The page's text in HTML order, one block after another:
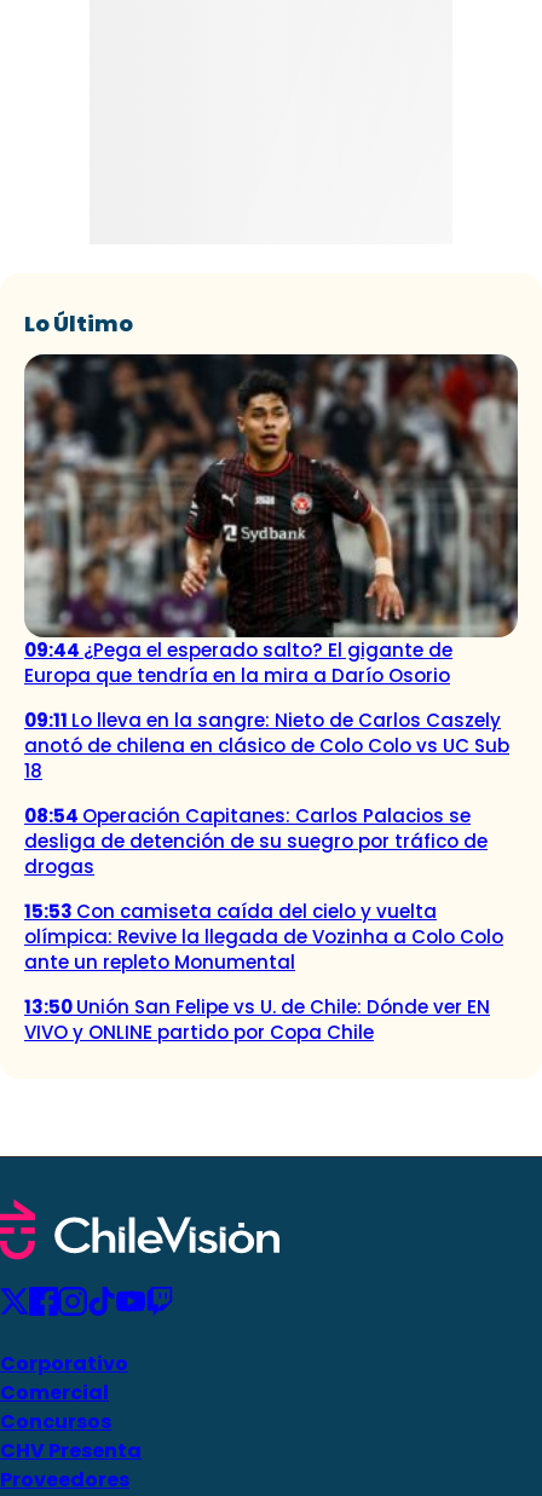
Lo Último
09:44 ¿Pega el esperado salto? El gigante de
Europa que tendría en la mira a Darío Osorio
09:11 Lo lleva en la sangre: Nieto de Carlos Caszely
anotó de chilena en clásico de Colo Colo vs UC Sub
18
08:54 Operación Capitanes: Carlos Palacios se
desliga de detención de su suegro por tráfico de
drogas
15:53 Con camiseta caída del cielo y vuelta
olímpica: Revive la llegada de Vozinha a Colo Colo
ante un repleto Monumental
13:50Unión San Felipe vs U. de Chile: Dónde ver EN
VIVO y ONLINE partido por Copa Chile
Corporativo
Comercial
Concursos
CHV Presenta
Proveedores